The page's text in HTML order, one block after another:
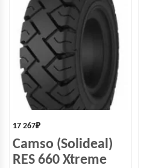
17 267₽
Camso (Solideal)
RES 660 Xtreme